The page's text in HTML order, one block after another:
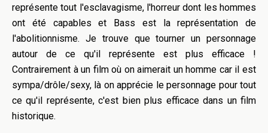
représente tout l'esclavagisme, l'horreur dont les hommes
ont été capables et Bass est la représentation de
l'abolitionnisme. Je trouve que tourner un personnage
autour de ce qu'il représente est plus efficace !
Contrairement à un film où on aimerait un homme car il est
sympa/drôle/sexy, là on apprécie le personnage pour tout
ce qu'il représente, c'est bien plus efficace dans un film
historique.